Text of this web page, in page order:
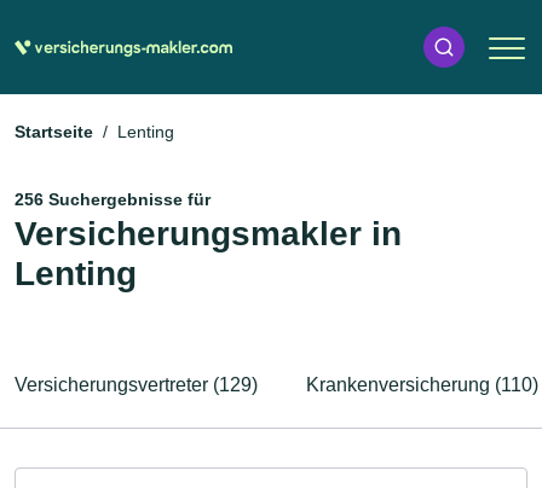
Startseite Lenting
256 Suchergebnisse für
Versicherungsmakler in
Lenting
Versicherungsvertreter (129) Krankenversicherung (110)